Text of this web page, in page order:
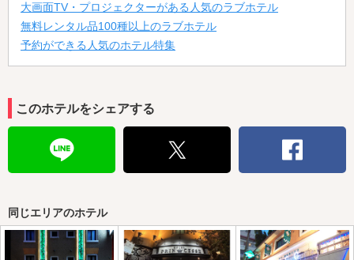
大画面TV・プロジェクターがある人気のラブホテル
無料レンタル品100種以上のラブホテル
予約ができる人気のホテル特集
このホテルをシェアする
同じエリアのホテル